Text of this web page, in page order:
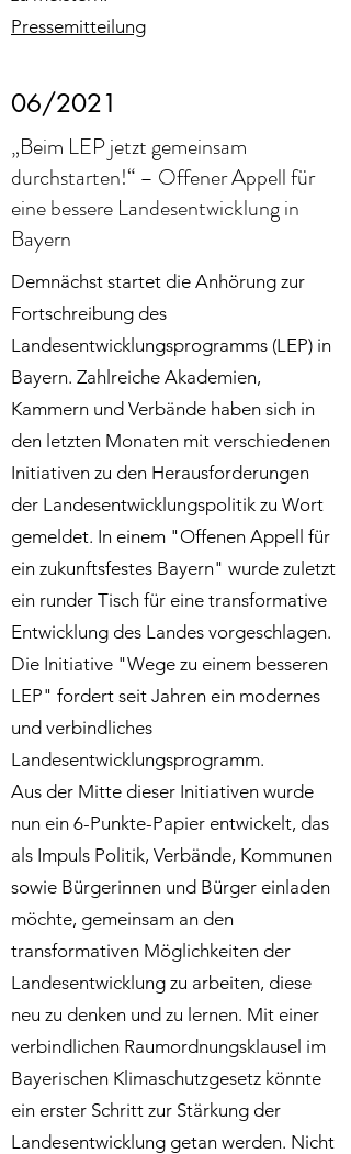
Pressemitteilung
06/2021
„Beim LEP jetzt gemeinsam
durchstarten!“ – Offener Appell für
eine bessere Landesentwicklung in
Bayern
Demnächst startet die Anhörung zur
Fortschreibung des
Landesentwicklungsprogramms (LEP) in
Bayern. Zahlreiche Akademien,
Kammern und Verbände haben sich in
den letzten Monaten mit verschiedenen
Initiativen zu den Herausforderungen
der Landesentwicklungspolitik zu Wort
gemeldet. In einem "Offenen Appell für
ein zukunftsfestes Bayern" wurde zuletzt
ein runder Tisch für eine transformative
Entwicklung des Landes vorgeschlagen.
Die Initiative "Wege zu einem besseren
LEP" fordert seit Jahren ein modernes
und verbindliches
Landesentwicklungsprogramm.
Aus der Mitte dieser Initiativen wurde
nun ein 6-Punkte-Papier entwickelt, das
als Impuls Politik, Verbände, Kommunen
sowie Bürgerinnen und Bürger einladen
möchte, gemeinsam an den
transformativen Möglichkeiten der
Landesentwicklung zu arbeiten, diese
neu zu denken und zu lernen. Mit einer
verbindlichen Raumordnungsklausel im
Bayerischen Klimaschutzgesetz könnte
ein erster Schritt zur Stärkung der
Landesentwicklung getan werden. Nicht